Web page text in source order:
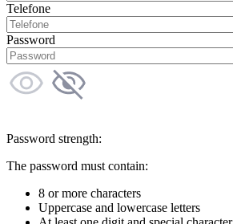
Telefone
Password
Password strength:
The password must contain:
8 or more characters
Uppercase and lowercase letters